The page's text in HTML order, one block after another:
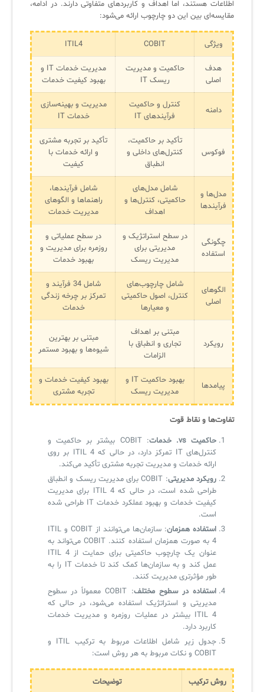
اطلاعات هستند، اما اهداف و کاربردهای متفاوتی دارند. در ادامه،
مقایسه‌ای بین این دو چارچوب ارائه می‌شود:
ویژگی COBIT
ITIL4
هدف
اصلی
حاکمیت و مدیریت
ریسک IT
مدیریت خدمات IT و
بهبود کیفیت خدمات
دامنه
کنترل و حاکمیت
فرآیندهای IT
مدیریت و بهینه‌سازی
خدمات IT
فوکوس
تأکید بر حاکمیت،
کنترل‌های داخلی و
انطباق
تأکید بر تجربه مشتری
و ارائه خدمات با
کیفیت
مدل‌ها و
فرآیندها
شامل مدل‌های
حاکمیتی، کنترل‌ها و
اهداف
شامل فرآیندها،
راهنماها و الگوهای
مدیریت خدمات
چگونگی
استفاده
در سطح استراتژیک و
مدیریتی برای
مدیریت ریسک
در سطح عملیاتی و
روزمره برای مدیریت و
بهبود خدمات
الگوهای
اصلی
شامل چارچوب‌های
کنترل، اصول حاکمیتی
و معیارها
شامل 34 فرآیند و
تمرکز بر چرخه زندگی
خدمات
رویکرد
مبتنی بر اهداف
تجاری و انطباق با
الزامات
مبتنی بر بهترین
شیوه‌ها و بهبود مستمر
پیامدها
بهبود حاکمیت IT و
مدیریت ریسک
بهبود کیفیت خدمات و
تجربه مشتری
تفاوت‌ها و نقاط قوت
حاکمیتvs. خدمات
: COBIT بیشتر بر حاکمیت و
کنترل‌های IT تمرکز دارد، در حالی که ITIL 4 بر روی
ارائه خدمات و مدیریت تجربه مشتری تأکید می‌کند.
رویکرد مدیریتی
: COBIT برای مدیریت ریسک و انطباق
طراحی شده است، در حالی که ITIL 4 برای مدیریت
کیفیت خدمات و بهبود عملکرد خدمات IT طراحی شده
است.
استفاده همزمان
: سازمان‌ها می‌توانند از COBIT و ITIL
4 به صورت همزمان استفاده کنند. COBIT می‌تواند به
عنوان یک چارچوب حاکمیتی برای حمایت از ITIL 4
عمل کند و به سازمان‌ها کمک کند تا خدمات IT را به
طور مؤثرتری مدیریت کنند.
استفاده در سطوح مختلف
: COBIT معمولاً در سطوح
مدیریتی و استراتژیک استفاده می‌شود، در حالی که
ITIL 4 بیشتر در عملیات روزمره و مدیریت خدمات
کاربرد دارد.
جدول زیر شامل اطلاعات مربوط به ترکیب ITIL و
COBIT و نکات مربوط به هر روش است:
روش ترکیب توضیحات
کازیو
✦
مدیریت خدمات سازمانی
سرویس دسک پلاس MSP
اندپوینت سنترال [سامانه مدیریت نقاط پایانی]
AD360
◆
Log360 ابزار SIEM
برنامه‌ساز هوشمند App Creator
سیستم هوشمند مدیریت فروش و فاکتور
سامانه مدیریت امنیت اطلاعات
✧
سلف سرویس کاربران
سامانه مدیریت دارایی‌ها [Asset Explorer]
سامانه مدیریت پشتیبانی مشتریان
DDI
ManageEngine Malware Protection Plus
سامانه مدیریت دسترسی ممتاز
سامانه مدیریت و مانیتورینگ شبکه
سامانه آزمون آنلاین
راهکارهای مدیریتی فناوری اطلاعات برای مراکز آموزشی و دانشگاه‌ها
✦
مدیریت خدمات منابع انسانی
CIs Control
مجموعه راهکارهای آیناک
لیست کامل 34 تمرین ITIL4
✦
آموزش سیستم مدیریت خدمات فناوری اطلاعات
نکته‌های کلیدی برای مدیر انفورماتیک
آموزش‌ ویدیویی مفاهیم سرویس دسک
ITIL & SDP
◆
آموزش فارسی ITIL4
چارچوب ITIL برای همه
فلافلی_فناوری
آرشیو دانلودهای مدانت
لیست دوره‌ها
مقالات آموزشی